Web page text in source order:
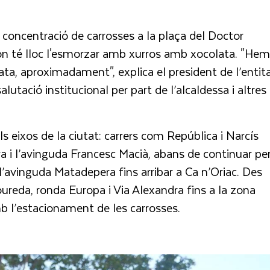
de carrosses a la plaça del Doctor
té lloc l'esmorzar amb xurros amb xocolata. "Hem
aproximadament", explica el president de
institucional per part de l’alcaldessa i altres
eixos de la ciutat: carrers com República i Narcís
l’avinguda Francesc Macià, abans de continuar
Matadepera fins arribar a Ca n’Oriac. Des
ronda Europa i Via Alexandra fins a la zona
l’estacionament de les carrosses.